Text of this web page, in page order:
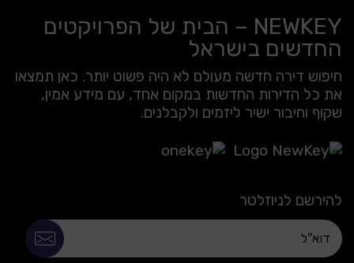
NEWKEY – הבית של הפרויקטים
החדשים בישראל
חיפוש דירה חדשה מעולם לא היה פשוט יותר. כאן תמצאו
את כל הדירות החדשות במקום אחד, עם מידע אמין,
שקוף וחיבור ישיר ליזמים ולקבלנים.
להירשם לניוזלטר